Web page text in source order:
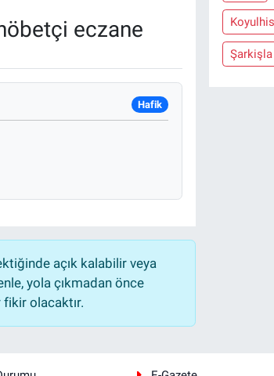
eczane
Hafik
açık kalabilir veya
yola çıkmadan önce
fikir olacaktır.
Şarkişla